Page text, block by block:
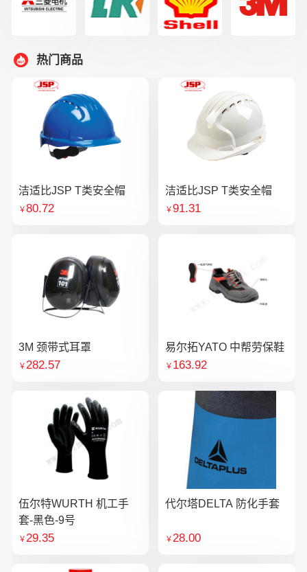
热门商品
洁适比JSP T类安全帽
￥80.72
洁适比JSP T类安全帽
￥91.31
3M 颈带式耳罩
￥282.57
易尔拓YATO 中帮劳保鞋
￥ 163.92
伍尔特WURTH 机工手
套-黑色-9号
￥29.35
代尔塔DELTA 防化手套
￥28.00